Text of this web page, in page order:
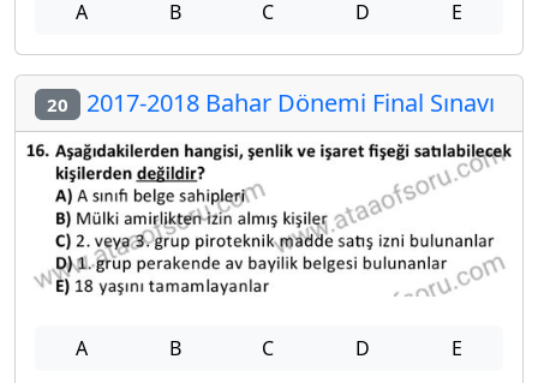
A B C D E
20 2017-2018 Bahar Dönemi Final Sınavı
A B C D E